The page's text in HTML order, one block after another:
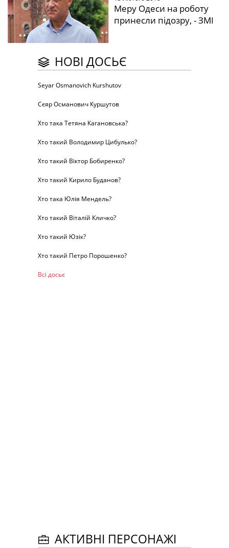
Меру Одеси на роботу
принесли підозру, - ЗМІ
НОВІ ДОСЬЄ
Seyar Osmanovich Kurshutov
Сєяр Османович Куршутов
Хто така Тетяна Кагановська?
Хто такий Володимир Цибулько?
Хто такий Віктор Бобиренко?
Хто такий Кирило Буданов?
Хто така Юлія Мендель?
Хто такий Віталій Кличко?
Хто такий Юзік?
Хто такий Петро Порошенко?
Всі досьє
АКТИВНІ ПЕРСОНАЖІ